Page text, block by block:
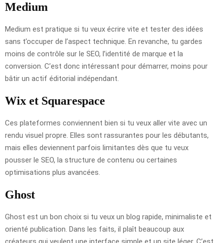
Medium
Medium est pratique si tu veux écrire vite et tester des idées
sans t’occuper de l’aspect technique. En revanche, tu gardes
moins de contrôle sur le SEO, l’identité de marque et la
conversion. C’est donc intéressant pour démarrer, moins pour
bâtir un actif éditorial indépendant.
Wix et Squarespace
Ces plateformes conviennent bien si tu veux aller vite avec un
rendu visuel propre. Elles sont rassurantes pour les débutants,
mais elles deviennent parfois limitantes dès que tu veux
pousser le SEO, la structure de contenu ou certaines
optimisations plus avancées.
Ghost
Ghost est un bon choix si tu veux un blog rapide, minimaliste et
orienté publication. Dans les faits, il plaît beaucoup aux